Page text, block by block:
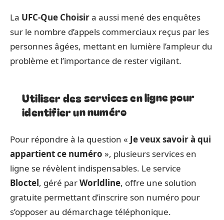
La UFC-Que Choisira aussi mené des enquêtes
sur le nombre d’appels commerciaux reçus par les
personnes âgées, mettant en lumière l’ampleur du
problème et l’importance de rester vigilant.
Utiliser des services en ligne pour
identifier un numéro
Pour répondre à la question « Je veux savoir à qui
appartient ce numéro », plusieurs services en
ligne se révèlent indispensables. Le service
Bloctel, géré parWorldline, offre une solution
gratuite permettant d’inscrire son numéro pour
s’opposer au démarchage téléphonique.